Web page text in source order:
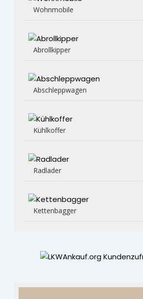
Wohnmobile
Abrollkipper
Abschleppwagen
Kühlkoffer
Radlader
Kettenbagger